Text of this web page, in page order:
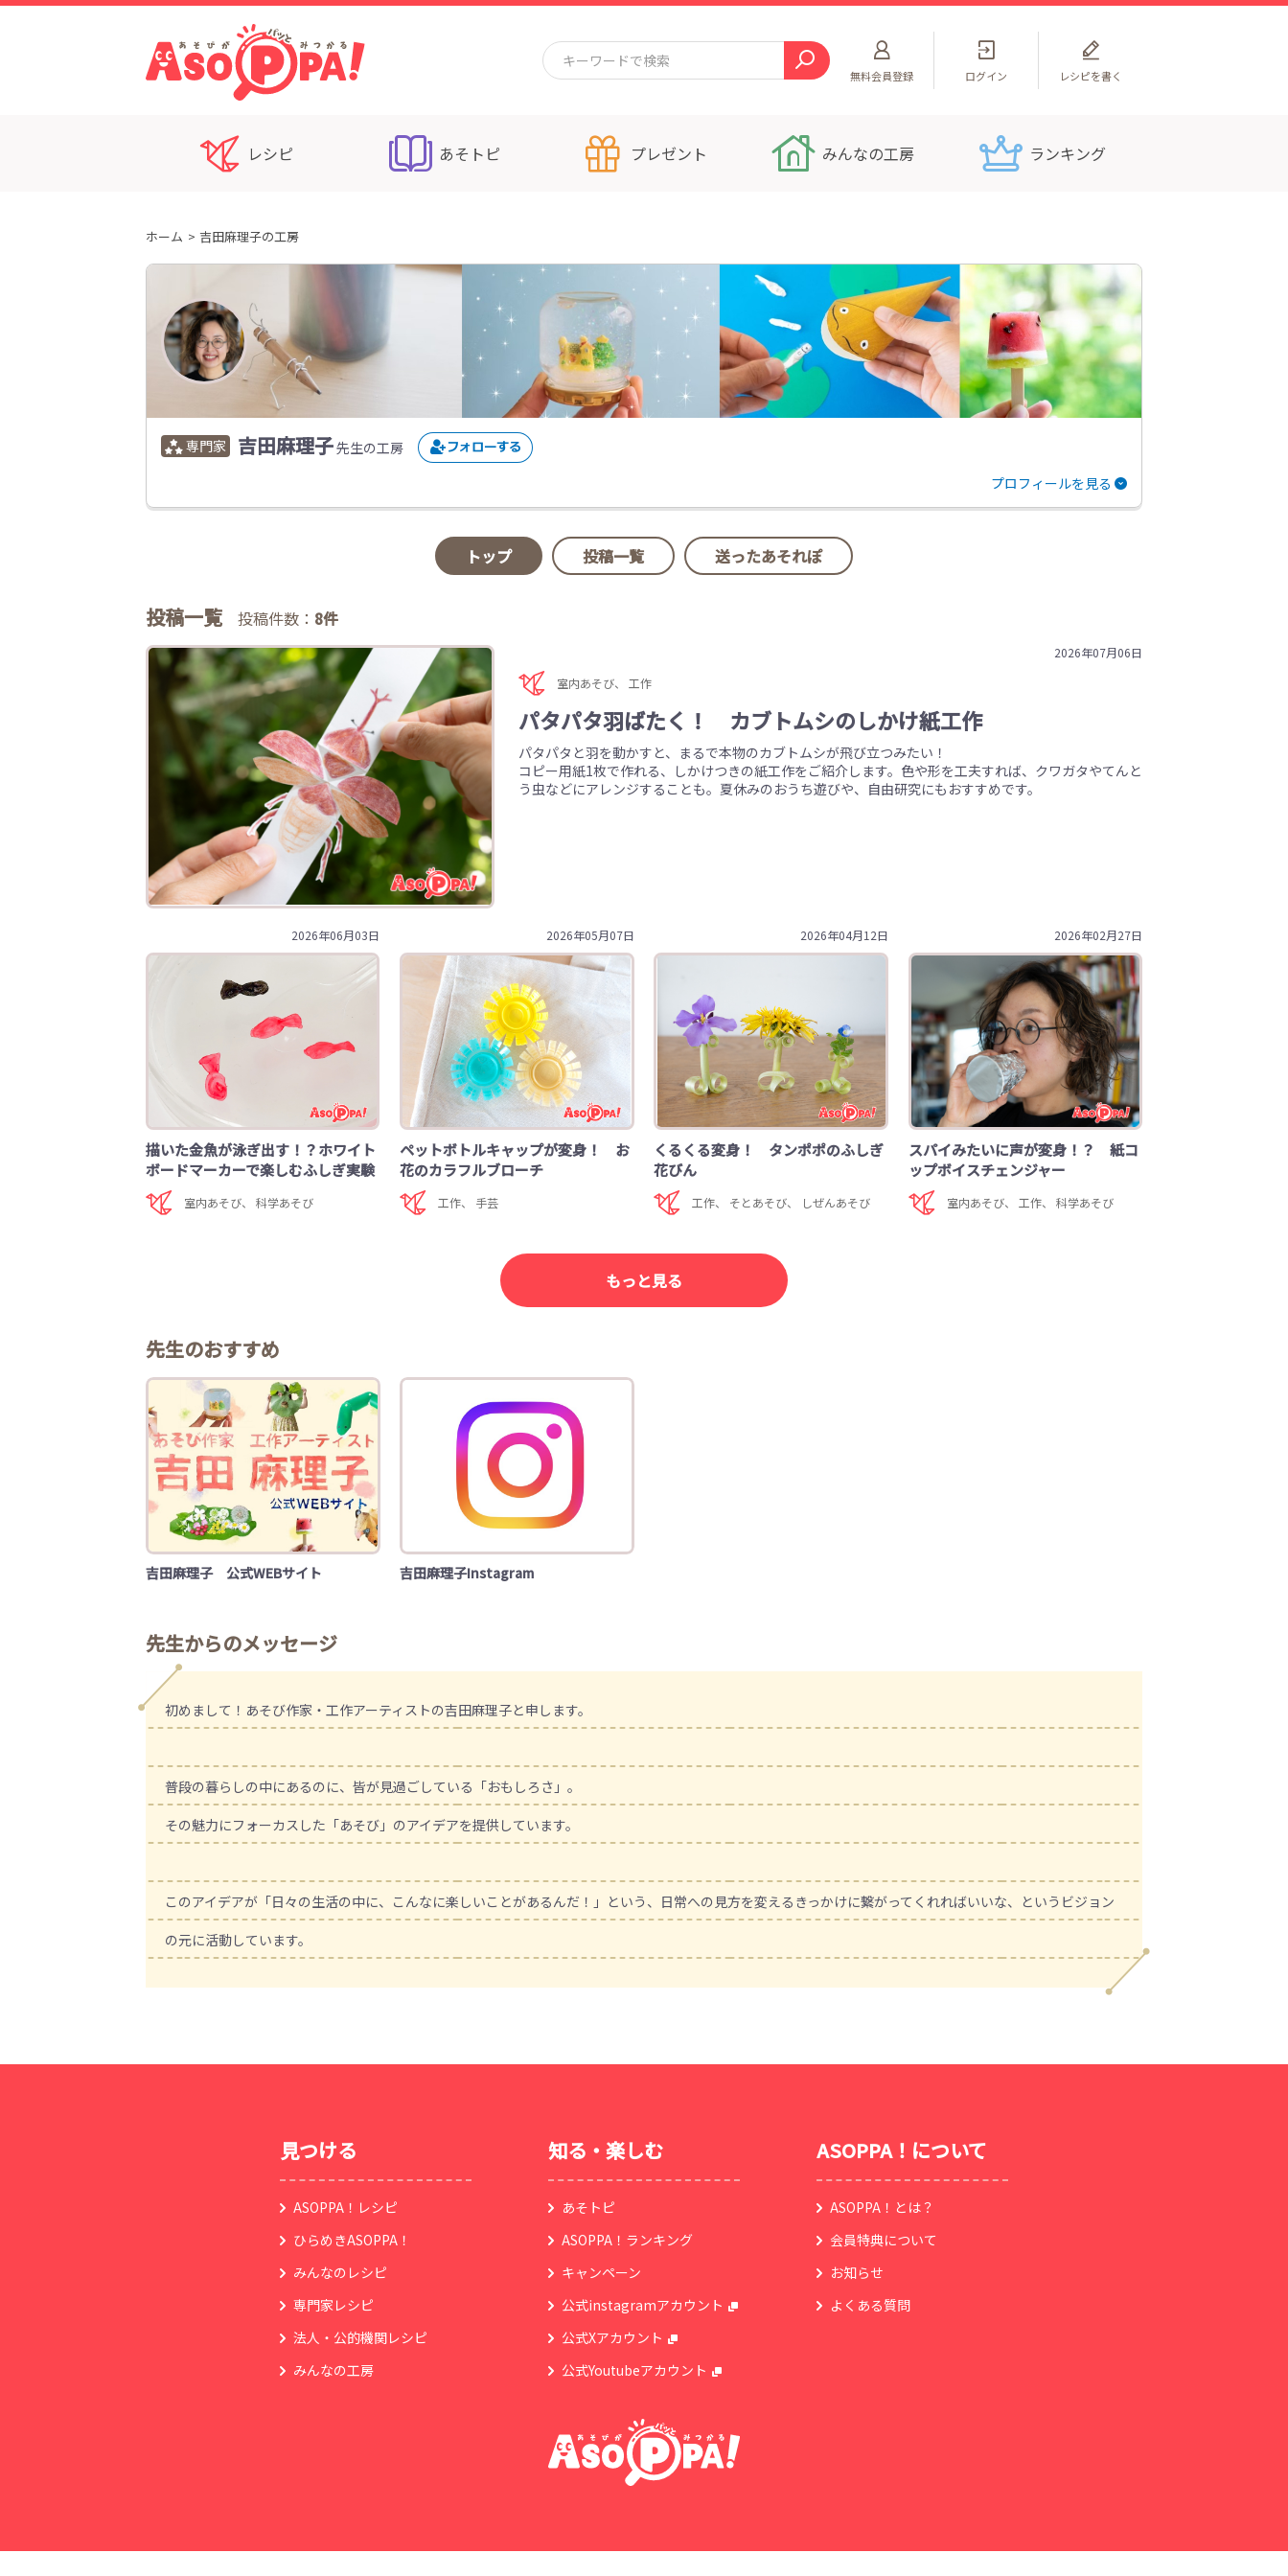
無料会員登録 ログイン レシピを書く
レシピ あそトピ プレゼント みんなの工房 ランキング
ホーム 吉田麻理子の工房
吉田麻理子先生の工房
プロフィールを見る
トップ 投稿一覧 送ったあそれぽ
投稿一覧 投稿件数： 8件
2026年07月06日
室内あそび、 工作
パタパタ羽ばたく！ カブトムシのしかけ紙工作
パタパタと羽を動かすと、まるで本物のカブトムシが飛び立つみたい！
コピー用紙1枚で作れる、しかけつきの紙工作をご紹介します。色や形を工夫すれば、クワガタやてんと
う虫などにアレンジすることも。夏休みのおうち遊びや、自由研究にもおすすめです。
2026年06月03日
描いた金魚が泳ぎ出す！？ホワイト
ボードマーカーで楽しむふしぎ実験
室内あそび、 科学あそび
2026年05月07日
ペットボトルキャップが変身！ お
花のカラフルブローチ
工作、 手芸
2026年04月12日
くるくる変身！ タンポポのふしぎ
花びん
工作、 そとあそび、 しぜんあそび
2026年02月27日
スパイみたいに声が変身！？ 紙コ
ップボイスチェンジャー
室内あそび、 工作、 科学あそび
もっと見る
先生のおすすめ
吉田麻理子 公式WEBサイト 吉田麻理子Instagram
先生からのメッセージ
初めまして！あそび作家・工作アーティストの吉田麻理子と申します。
普段の暮らしの中にあるのに、皆が見過ごしている「おもしろさ」。
その魅力にフォーカスした「あそび」のアイデアを提供しています。
このアイデアが「日々の生活の中に、こんなに楽しいことがあるんだ！」という、日常への見方を変えるきっかけに繋がってくれればいいな、というビジョン
の元に活動しています。
見つける
ASOPPA！レシピ
ひらめきASOPPA！
みんなのレシピ
専門家レシピ
法人・公的機関レシピ
みんなの工房
知る・楽しむ
あそトピ
ASOPPA！ランキング
キャンペーン
公式instagramアカウント
公式Xアカウント
公式Youtubeアカウント
ASOPPA！について
ASOPPA！とは？
会員特典について
お知らせ
よくある質問